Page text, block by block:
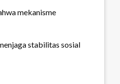
mekanisme
stabilitas sosial